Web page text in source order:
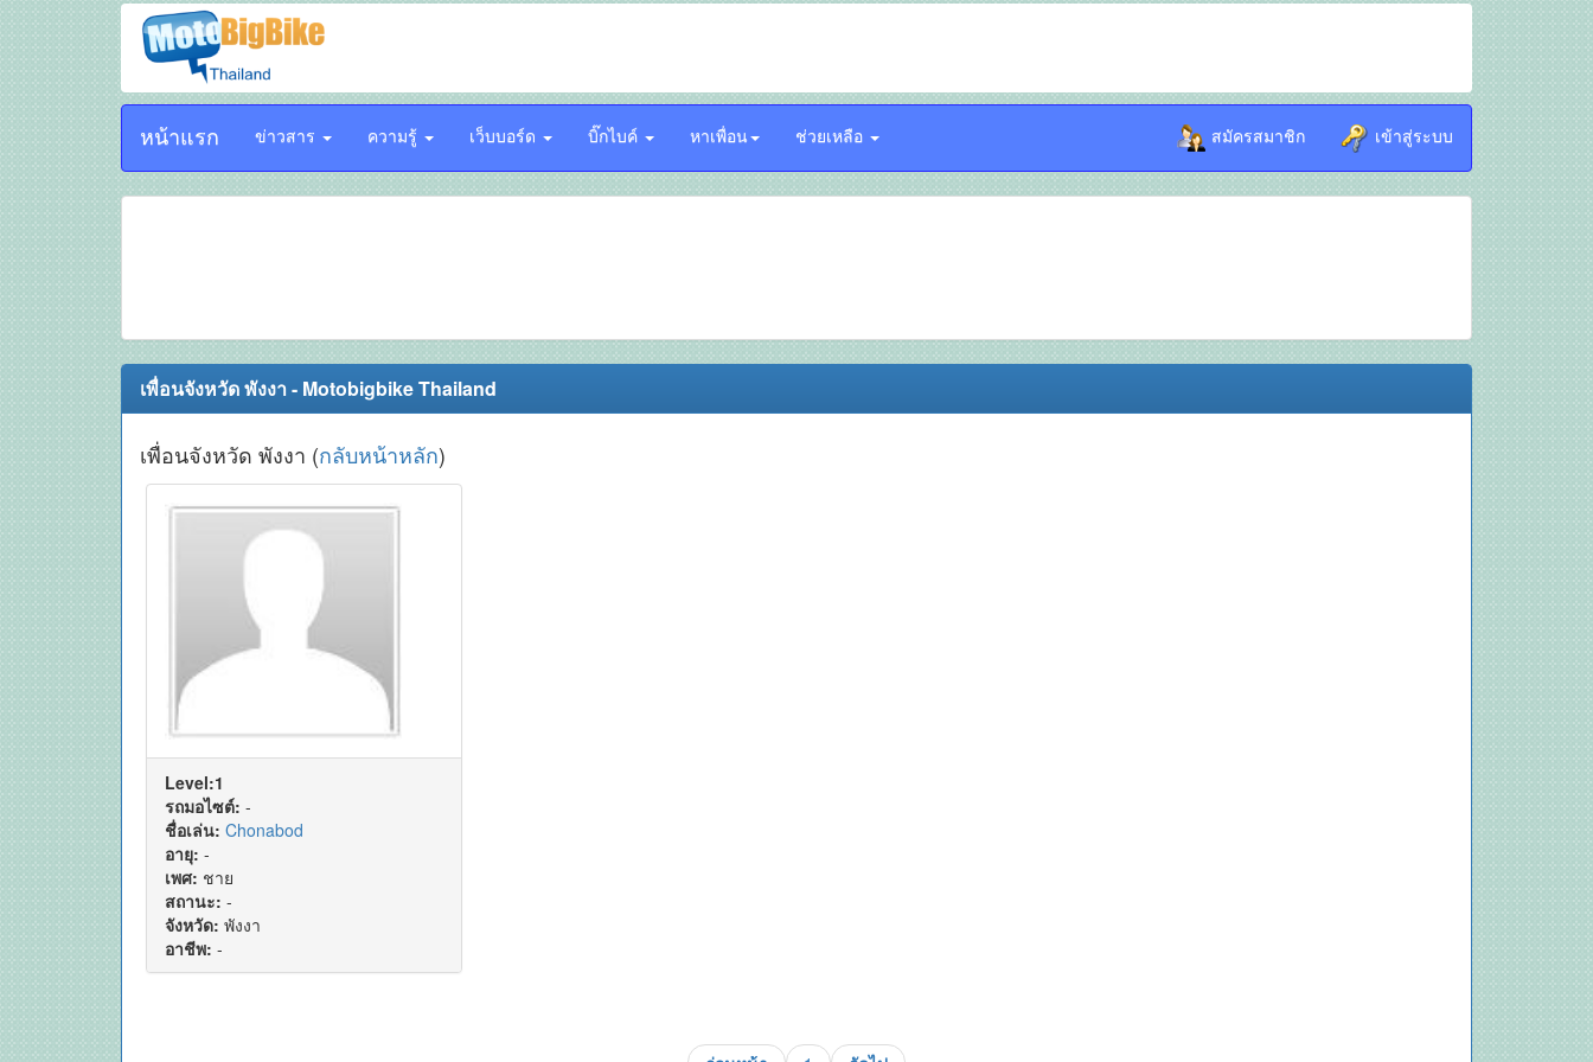
หน้าแรก ข่าวสาร ความรู้ เว็บบอร์ด บิ๊กไบค์ หาเพื่อน ช่วยเหลือ สมัครสมาชิก เข้าสู่ระบบ
เพื่อนจังหวัด พังงา - Motobigbike Thailand
เพื่อนจังหวัด พังงา (กลับหน้าหลัก)
Level:1
รถมอไซต์: -
ชื่อเล่น: Chonabod
อายุ: -
เพศ: ชาย
สถานะ: -
จังหวัด: พังงา
อาชีพ: -